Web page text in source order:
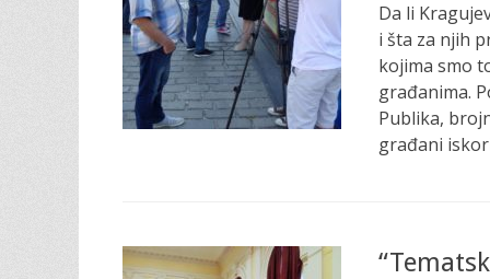
s
t
e
o
n
Da li
i šta za njih
kojima smo
građanima.
Publika,
građani